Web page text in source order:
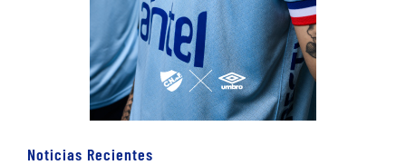
Noticias Recientes